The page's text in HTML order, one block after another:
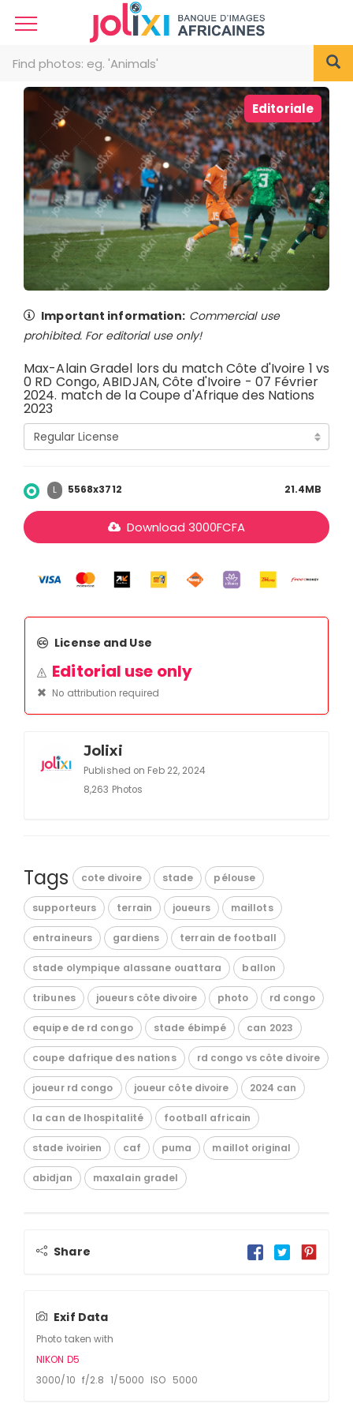
Editoriale
Important information: Commercial use
prohibited. For editorial use only!
Max-Alain Gradel lors du match Côte d'Ivoire 1 vs
0 RD Congo, ABIDJAN, Côte d'Ivoire - 07 Février
2024. match de la Coupe d'Afrique des Nations
2023
L 5568x3712 21.4MB
Download 3000FCFA
License and Use
Editorial use only
No attribution required
Jolixi
Published on Feb 22, 2024
8,263 Photos
Tags cote divoire stade pélouse
supporteurs terrain joueurs maillots
entraineurs gardiens terrain de football
stade olympique alassane ouattara ballon
tribunes joueurs côte divoire photo rd congo
equipe de rd congo stade ébimpé can 2023
coupe dafrique des nations rd congo vs côte divoire
joueur rd congo joueur côte divoire 2024 can
la can de lhospitalité football africain
stade ivoirien caf puma maillot original
abidjan maxalain gradel
Share
Exif Data
Photo taken with
NIKON D5
3000/10 f/2.8 1/5000 ISO 5000